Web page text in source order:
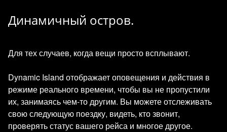
Динамичный остров.
Для тех случаев, когда вещи просто всплывают.
Dynamic Island отображает оповещения и действия в
режиме реального времени, чтобы вы не пропустили
их, занимаясь чем-то другим. Вы можете отслеживать
свою следующую поездку, видеть, кто звонит,
проверять статус вашего рейса и многое другое.